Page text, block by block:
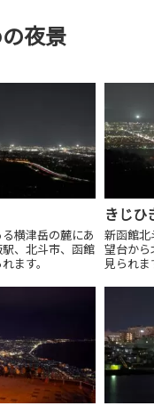
夜景
横津岳の麓にあ
、北斗市、函館
ます。
きじひ
新函館
望台か
見られま